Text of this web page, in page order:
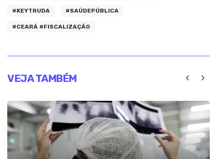
#KEYTRUDA #SAÚDEPÚBLICA
#CEARÁ #FISCALIZAÇÃO
VEJA TAMBÉM